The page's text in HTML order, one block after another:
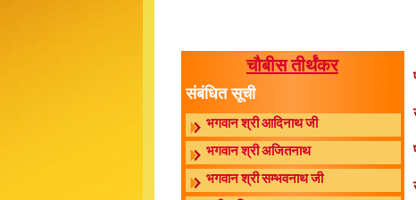
चौबीस तीर्थंकर
संबंधित सूची
भगवान श्री आदिनाथ जी
भगवान श्री अजितनाथ
भगवान श्री सम्भवनाथ जी